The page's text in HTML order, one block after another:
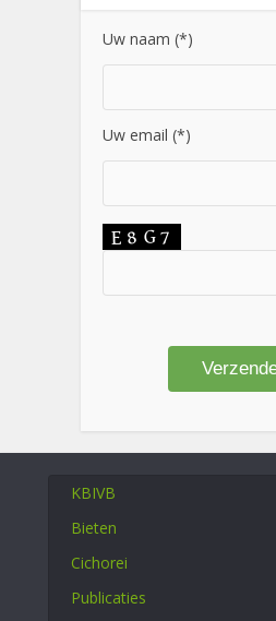
Uw naam (*)
Uw email (*)
KBIVB
Bieten
Cichorei
Publicaties